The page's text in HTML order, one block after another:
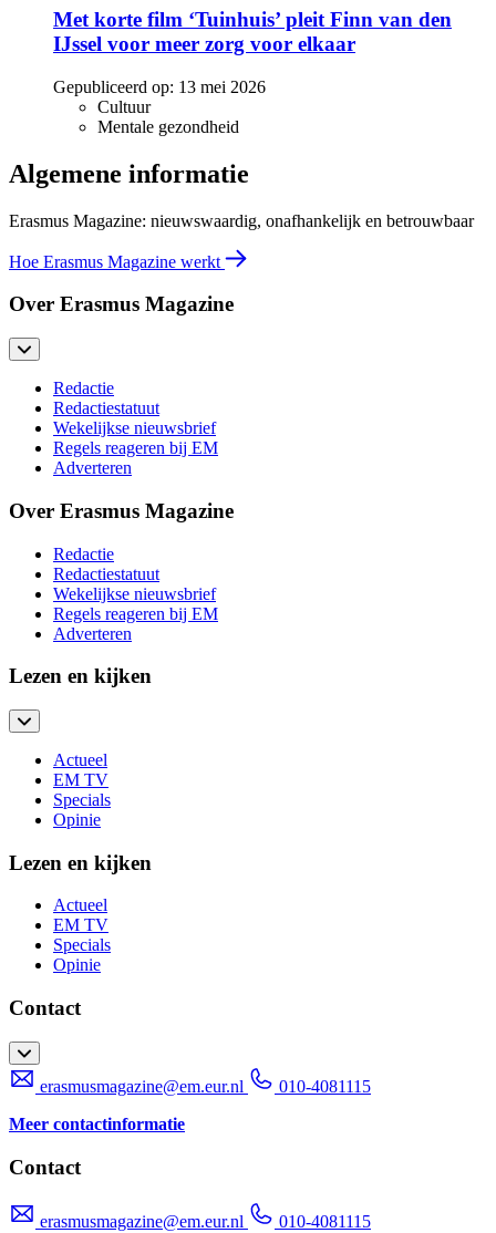
Met korte film ‘Tuinhuis’ pleit Finn van den
IJssel voor meer zorg voor elkaar
Gepubliceerd op: 13 mei 2026
Cultuur
Mentale gezondheid
Algemene informatie
Erasmus Magazine: nieuwswaardig, onafhankelijk en betrouwbaar
Hoe Erasmus Magazine werkt
Over Erasmus Magazine
Redactie
Redactiestatuut
Wekelijkse nieuwsbrief
Regels reageren bij EM
Adverteren
Over Erasmus Magazine
Redactie
Redactiestatuut
Wekelijkse nieuwsbrief
Regels reageren bij EM
Adverteren
Lezen en kijken
Actueel
EM TV
Specials
Opinie
Lezen en kijken
Actueel
EM TV
Specials
Opinie
Contact
erasmusmagazine@em.eur.nl
010-4081115
Meer contactinformatie
Contact
erasmusmagazine@em.eur.nl
010-4081115